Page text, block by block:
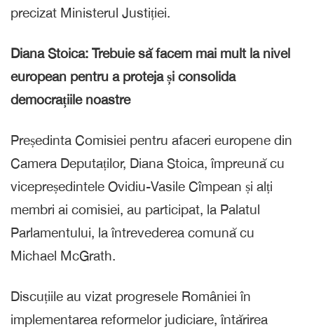
precizat Ministerul Justiției.
Diana Stoica: Trebuie să facem mai mult la nivel
european pentru a proteja și consolida
democrațiile noastre
Președinta Comisiei pentru afaceri europene din
Camera Deputaților, Diana Stoica, împreună cu
vicepreședintele Ovidiu-Vasile Cîmpean și alți
membri ai comisiei, au participat, la Palatul
Parlamentului, la întrevederea comună cu
Michael McGrath.
Discuțiile au vizat progresele României în
implementarea reformelor judiciare, întărirea